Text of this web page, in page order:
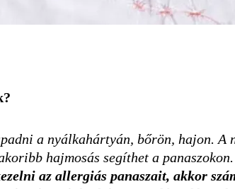
a nyálkahártyán, bőrön, hajon. A
hajmosás segíthet a panaszokon.
az allergiás panaszait, akkor